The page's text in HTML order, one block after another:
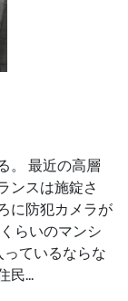
。 最近の高層
ンスは施錠さ
に防犯カメラが
らいのマンシ
ているならな
民...